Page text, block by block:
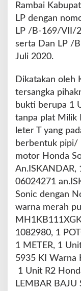
Rambai
LP dengan
LP /B-169/VII/
serta Dan LP /
Juli 2020.
Dikatakan oleh
tersangka
bukti berupa 1
tanpa plat Milik
leter T yang
berbentuk pipi/
motor Honda
An.ISKANDAR,
06024271
Sonic dengan
warna merah
1082980, 1
1 METER, 1
5935 KI Warna
1 Unit R2
LEMBAR BAJU